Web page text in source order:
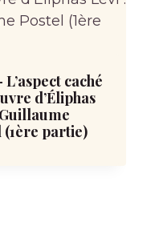
L’aspect caché
d’Éliphas
(1ère partie)